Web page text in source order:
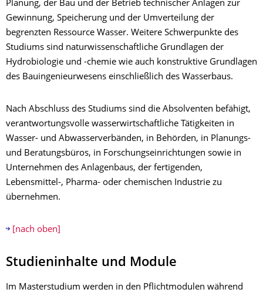
Planung, der Bau und der Betrieb technischer Anlagen zur
Gewinnung, Speicherung und der Umverteilung der
begrenzten Ressource Wasser. Weitere Schwerpunkte des
Studiums sind naturwissenschaftliche Grundlagen der
Hydrobiologie und -chemie wie auch konstruktive Grundlagen
des Bauingenieurwesens einschließlich des Wasserbaus.
Nach Abschluss des Studiums sind die Absolventen befähigt,
verantwortungsvolle wasserwirtschaftliche Tätigkeiten in
Wasser- und Abwasserverbänden, in Behörden, in Planungs-
und Beratungsbüros, in Forschungseinrichtungen sowie in
Unternehmen des Anlagenbaus, der fertigenden,
Lebensmittel-, Pharma- oder chemischen Industrie zu
übernehmen.
[nach oben]
Studieninhalte und Module
Im Masterstudium werden in den Pflichtmodulen während